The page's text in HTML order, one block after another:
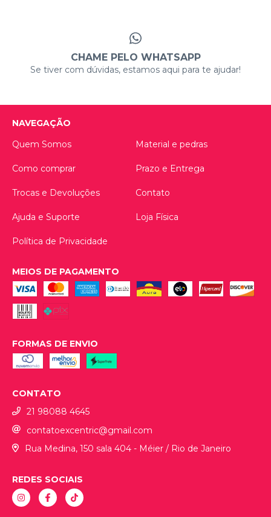
CHAME PELO WHATSAPP
Se tiver com dúvidas, estamos aqui para te ajudar!
NAVEGAÇÃO
Quem Somos
Material e pedras
Como comprar Prazo e Entrega
Trocas e Devoluções Contato
Ajuda e Suporte Loja Física
Política de Privacidade
MEIOS DE PAGAMENTO
FORMAS DE ENVIO
CONTATO
21 98088 4645
contatoexcentric@gmail.com
Rua Medina, 150 sala 404 - Méier / Rio de Janeiro
REDES SOCIAIS